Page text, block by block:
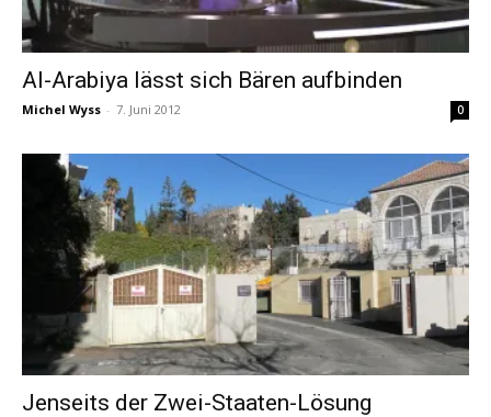
Al-Arabiya lässt sich Bären aufbinden
Michel Wyss - 7. Juni 2012 0
Jenseits der Zwei-Staaten-Lösung